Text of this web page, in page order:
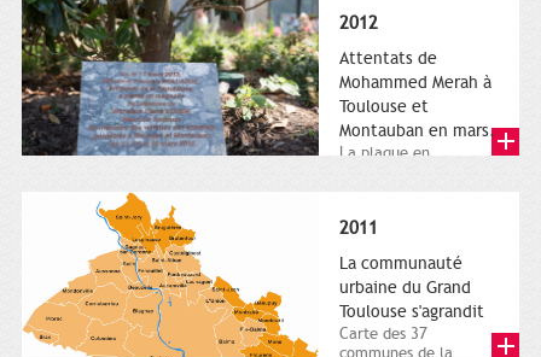
Métropole,
représentant l'anneau
de Moëbius.
2012
Attentats de
Mohammed Merah à
Toulouse et
Montauban en mars.
La plaque en
Charles-de-Gaulle.
2011
La communauté
urbaine du Grand
Toulouse s'agrandit
Carte des 37